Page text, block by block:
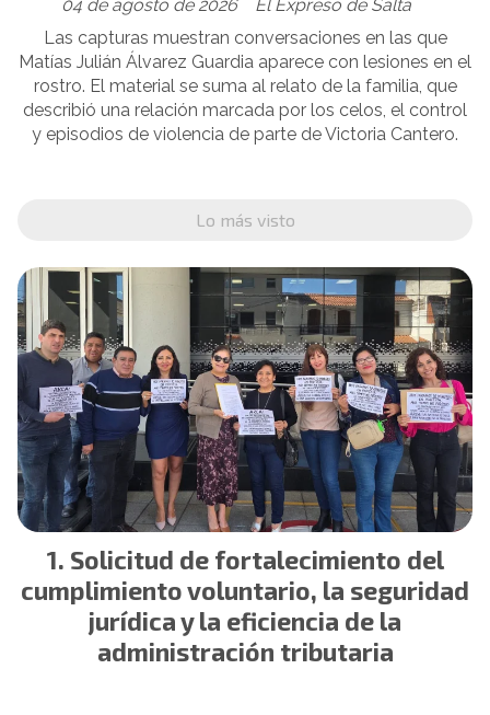
El Expreso de Salta
04 de agosto de 2026
Las capturas muestran conversaciones en las que
Matías Julián Álvarez Guardia aparece con lesiones en el
rostro. El material se suma al relato de la familia, que
describió una relación marcada por los celos, el control
y episodios de violencia de parte de Victoria Cantero.
Lo más visto
Solicitud de fortalecimiento del
cumplimiento voluntario, la seguridad
jurídica y la eficiencia de la
administración tributaria